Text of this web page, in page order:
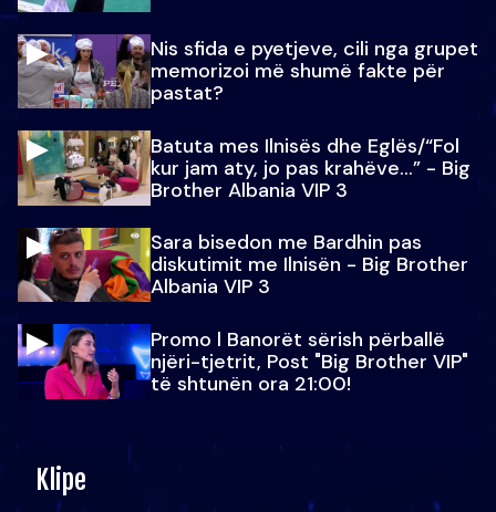
Nis sfida e pyetjeve, cili nga grupet
memorizoi më shumë fakte për
pastat?
Batuta mes Ilnisës dhe Eglës/“Fol
kur jam aty, jo pas krahëve…” - Big
Brother Albania VIP 3
Sara bisedon me Bardhin pas
diskutimit me Ilnisën - Big Brother
Albania VIP 3
Promo l Banorët sërish përballë
njëri-tjetrit, Post "Big Brother VIP"
të shtunën ora 21:00!
Klipe